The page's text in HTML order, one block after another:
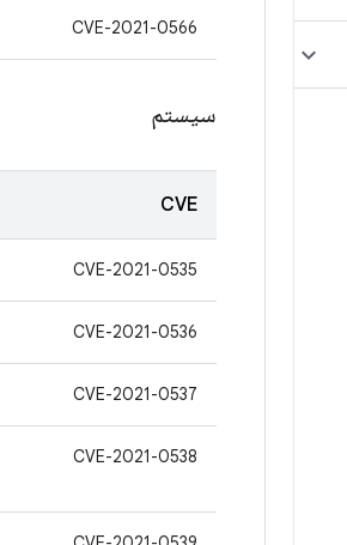
CVE-2021-0566
سیستم
CVE
CVE-2021-0535
CVE-2021-0536
CVE-2021-0537
CVE-2021-0538